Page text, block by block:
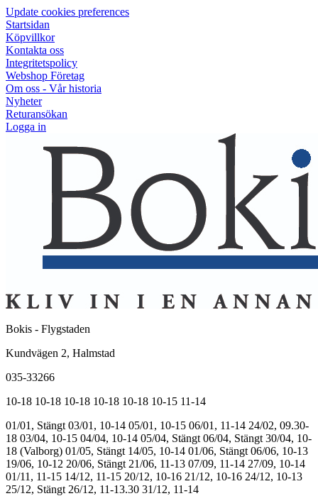
Update cookies preferences
Startsidan
Köpvillkor
Kontakta oss
Integritetspolicy
Webshop Företag
Om oss - Vår historia
Nyheter
Returansökan
Logga in
Bokis - Flygstaden
Kundvägen 2, Halmstad
035-33266
10-18 10-18 10-18 10-18 10-18 10-15 11-14
01/01, Stängt 03/01, 10-14 05/01, 10-15 06/01, 11-14 24/02, 09.30-
18 03/04, 10-15 04/04, 10-14 05/04, Stängt 06/04, Stängt 30/04, 10-
18 (Valborg) 01/05, Stängt 14/05, 10-14 01/06, Stängt 06/06, 10-13
19/06, 10-12 20/06, Stängt 21/06, 11-13 07/09, 11-14 27/09, 10-14
01/11, 11-15 14/12, 11-15 20/12, 10-16 21/12, 10-16 24/12, 10-13
25/12, Stängt 26/12, 11-13.30 31/12, 11-14